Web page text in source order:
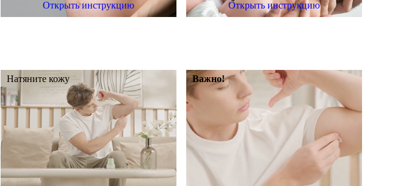
Открыть инструкцию
Открыть инструкцию
Натяните кожу Важно!